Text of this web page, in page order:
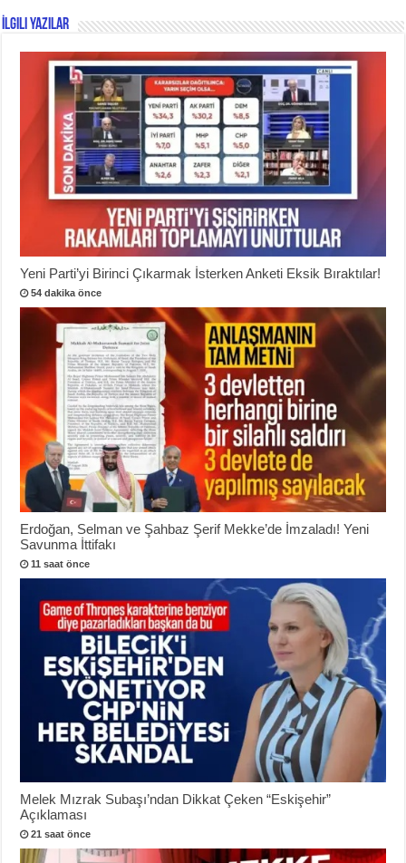
İlgili Yazılar
Yeni Parti’yi Birinci Çıkarmak İsterken Anketi Eksik Bıraktılar!
54 dakika önce
Erdoğan, Selman ve Şahbaz Şerif Mekke’de İmzaladı! Yeni
Savunma İttifakı
11 saat önce
Melek Mızrak Subaşı’ndan Dikkat Çeken “Eskişehir”
Açıklaması
21 saat önce